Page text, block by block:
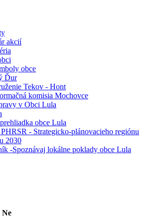
akcií
obce
Ďur
Tekov - Hont
komisia Mochovce
v Obci Lula
obce Lula
- Strategicko-plánovacieho regiónu
2030
-Spoznávaj lokálne poklady obce Lula
Ne